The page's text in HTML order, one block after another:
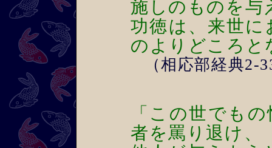
施しのものを与
功徳は、来世
のよりどころと
（相応部経典2-
「この世でも
者を罵り退け、